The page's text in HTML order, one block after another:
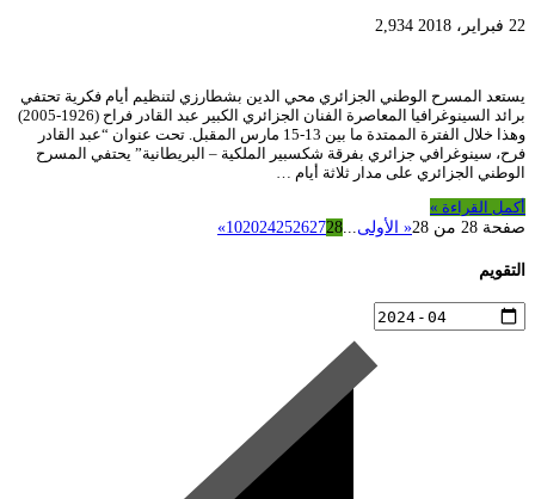
22 فبراير، 2018 2,934
يستعد المسرح الوطني الجزائري محي الدين بشطارزي لتنظيم أيام فكرية تحتفي
برائد السينوغرافيا المعاصرة الفنان الجزائري الكبير عبد القادر فراح (1926-2005)
وهذا خلال الفترة الممتدة ما بين 13-15 مارس المقبل. تحت عنوان “عبد القادر
فرح، سينوغرافي جزائري بفرقة شكسبير الملكية – البريطانية” يحتفي المسرح
الوطني الجزائري على مدار ثلاثة أيام …
أكمل القراءة »
صفحة 28 من 28
« الأولى...
10202425262728
»
التقويم